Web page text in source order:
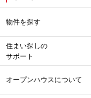
物件を探す
住まい探しの
サポート
オープンハウスについて